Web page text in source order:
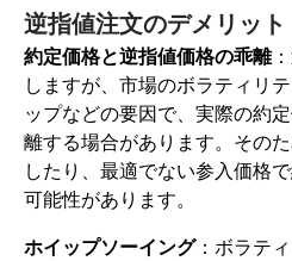
逆指値注文のデメリット
約定価格と逆指値価格の乖離
しますが、市場のボラティリ
ップなどの要因で、実際の約
離する場合があります。その
したり、最適でない参入価格
可能性があります。
ホイップソーイング：ボラテ